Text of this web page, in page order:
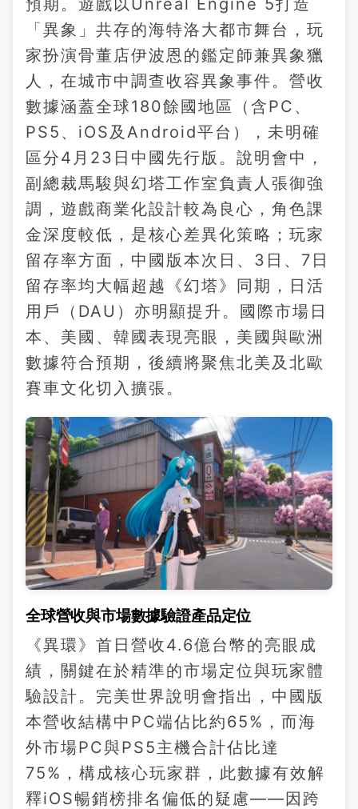
預期。遊戲以Unreal Engine 5打造
「異象」共存的海特洛大都市舞台，玩
家扮演骨董店伊波恩的鑑定師兼異象獵
人，在城市中調查收容異象事件。營收
數據涵蓋全球180餘國地區（含PC、
PS5、iOS及Android平台），未明確
區分4月23日中國先行版。說明會中，
副總裁馬駿與幻塔工作室負責人張御強
調，遊戲商業化設計較為良心，角色課
金深度較低，是核心差異化策略；玩家
留存率方面，中國版本次日、3日、7日
留存率均大幅超越《幻塔》同期，日活
用戶（DAU）亦明顯提升。國際市場日
本、美國、韓國表現亮眼，美國與歐洲
數據符合預期，後續將聚焦北美及北歐
賽車文化切入擴張。
全球營收與市場數據驗證產品定位
《異環》首日營收4.6億台幣的亮眼成
績，關鍵在於精準的市場定位與玩家體
驗設計。完美世界說明會指出，中國版
本營收結構中PC端佔比約65%，而海
外市場PC與PS5主機合計佔比達
75%，構成核心玩家群，此數據有效解
釋iOS暢銷榜排名偏低的疑慮——因跨